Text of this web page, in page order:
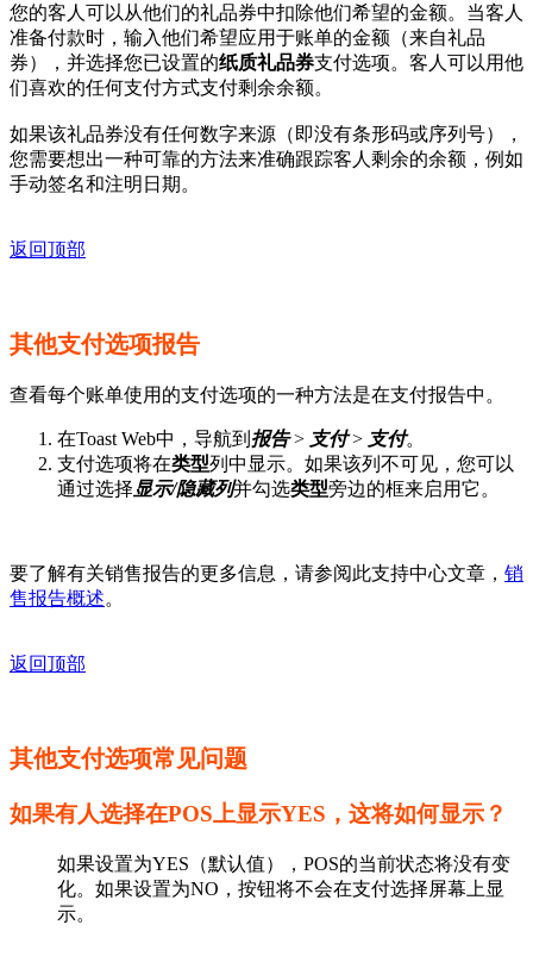
您的客人可以从他们的礼品券中扣除他们希望的金额。当客人
准备付款时，输入他们希望应用于账单的金额（来自礼品
券），并选择您已设置的纸质礼品券支付选项。客人可以用他
们喜欢的任何支付方式支付剩余余额。
如果该礼品券没有任何数字来源（即没有条形码或序列号），
您需要想出一种可靠的方法来准确跟踪客人剩余的余额，例如
手动签名和注明日期。
返回顶部
其他支付选项报告
查看每个账单使用的支付选项的一种方法是在支付报告中。
在Toast Web中，导航到 报告> 支付> 支付。
支付选项将在类型列中显示。如果该列不可见，您可以
通过选择显示/隐藏列并勾选类型旁边的框来启用它。
要了解有关销售报告的更多信息，请参阅此支持中心文章， 销
售报告概述。
返回顶部
其他支付选项常见问题
如果有人选择在POS上显示YES，这将如何显示？
如果设置为YES（默认值），POS的当前状态将没有变
化。如果设置为NO，按钮将不会在支付选择屏幕上显
示。